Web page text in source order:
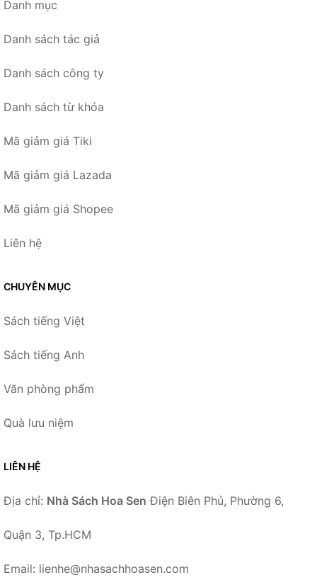
Danh mục
Danh sách tác giả
Danh sách công ty
Danh sách từ khóa
Mã giảm giá Tiki
Mã giảm giá Lazada
Mã giảm giá Shopee
Liên hệ
CHUYÊN MỤC
Sách tiếng Việt
Sách tiếng Anh
Văn phòng phẩm
Quà lưu niệm
LIÊN HỆ
Địa chỉ: Nhà Sách Hoa Sen Điện Biên Phủ, Phường 6,
Quận 3, Tp.HCM
Email: lienhe@nhasachhoasen.com